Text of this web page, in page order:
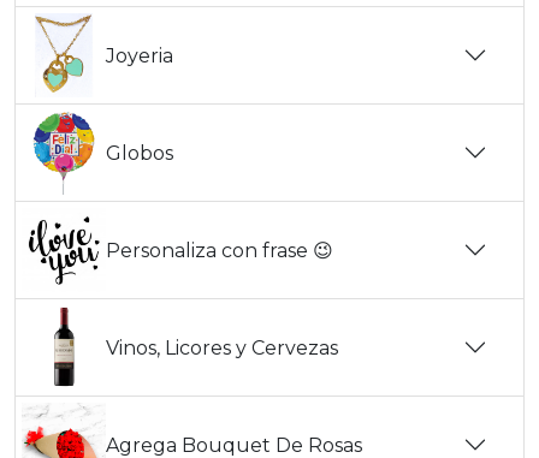
Joyeria
Globos
Personaliza con frase 😉
Vinos, Licores y Cervezas
Agrega Bouquet De Rosas